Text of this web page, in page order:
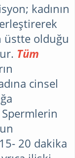
kadının
üstte olduğu
Tüm
cinsel
20 dakika